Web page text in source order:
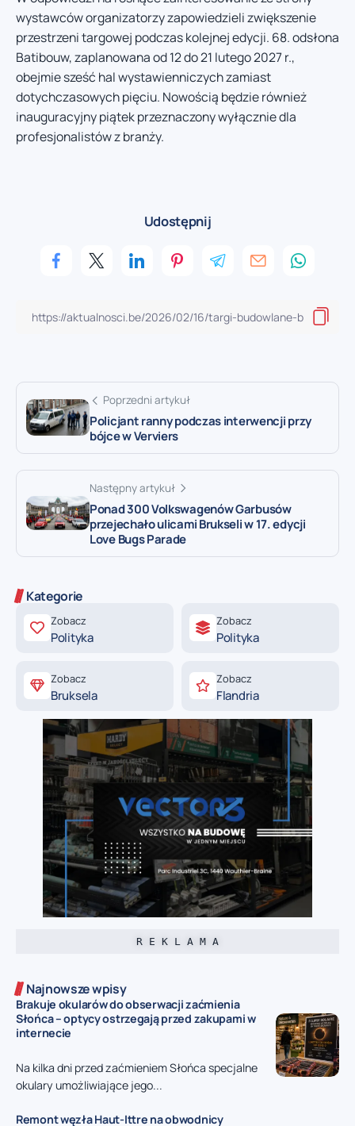
wystawców organizatorzy zapowiedzieli zwiększenie
przestrzeni targowej podczas kolejnej edycji. 68. odsłona
Batibouw, zaplanowana od 12 do 21 lutego 2027 r.,
obejmie sześć hal wystawienniczych zamiast
dotychczasowych pięciu. Nowością będzie również
inauguracyjny piątek przeznaczony wyłącznie dla
profesjonalistów z branży.
Udostępnij
Poprzedni artykuł
Policjant ranny podczas interwencji przy
bójce w Verviers
Następny artykuł
Ponad 300 Volkswagenów Garbusów
przejechało ulicami Brukseli w 17. edycji
Love Bugs Parade
Kategorie
Zobacz
Polityka
Zobacz
Polityka
Zobacz
Bruksela
Zobacz
Flandria
R E K L A M A
Najnowsze wpisy
Brakuje okularów do obserwacji zaćmienia
Słońca – optycy ostrzegają przed zakupami w
internecie
Na kilka dni przed zaćmieniem Słońca specjalne
okulary umożliwiające jego...
Remont węzła Haut-Ittre na obwodnicy